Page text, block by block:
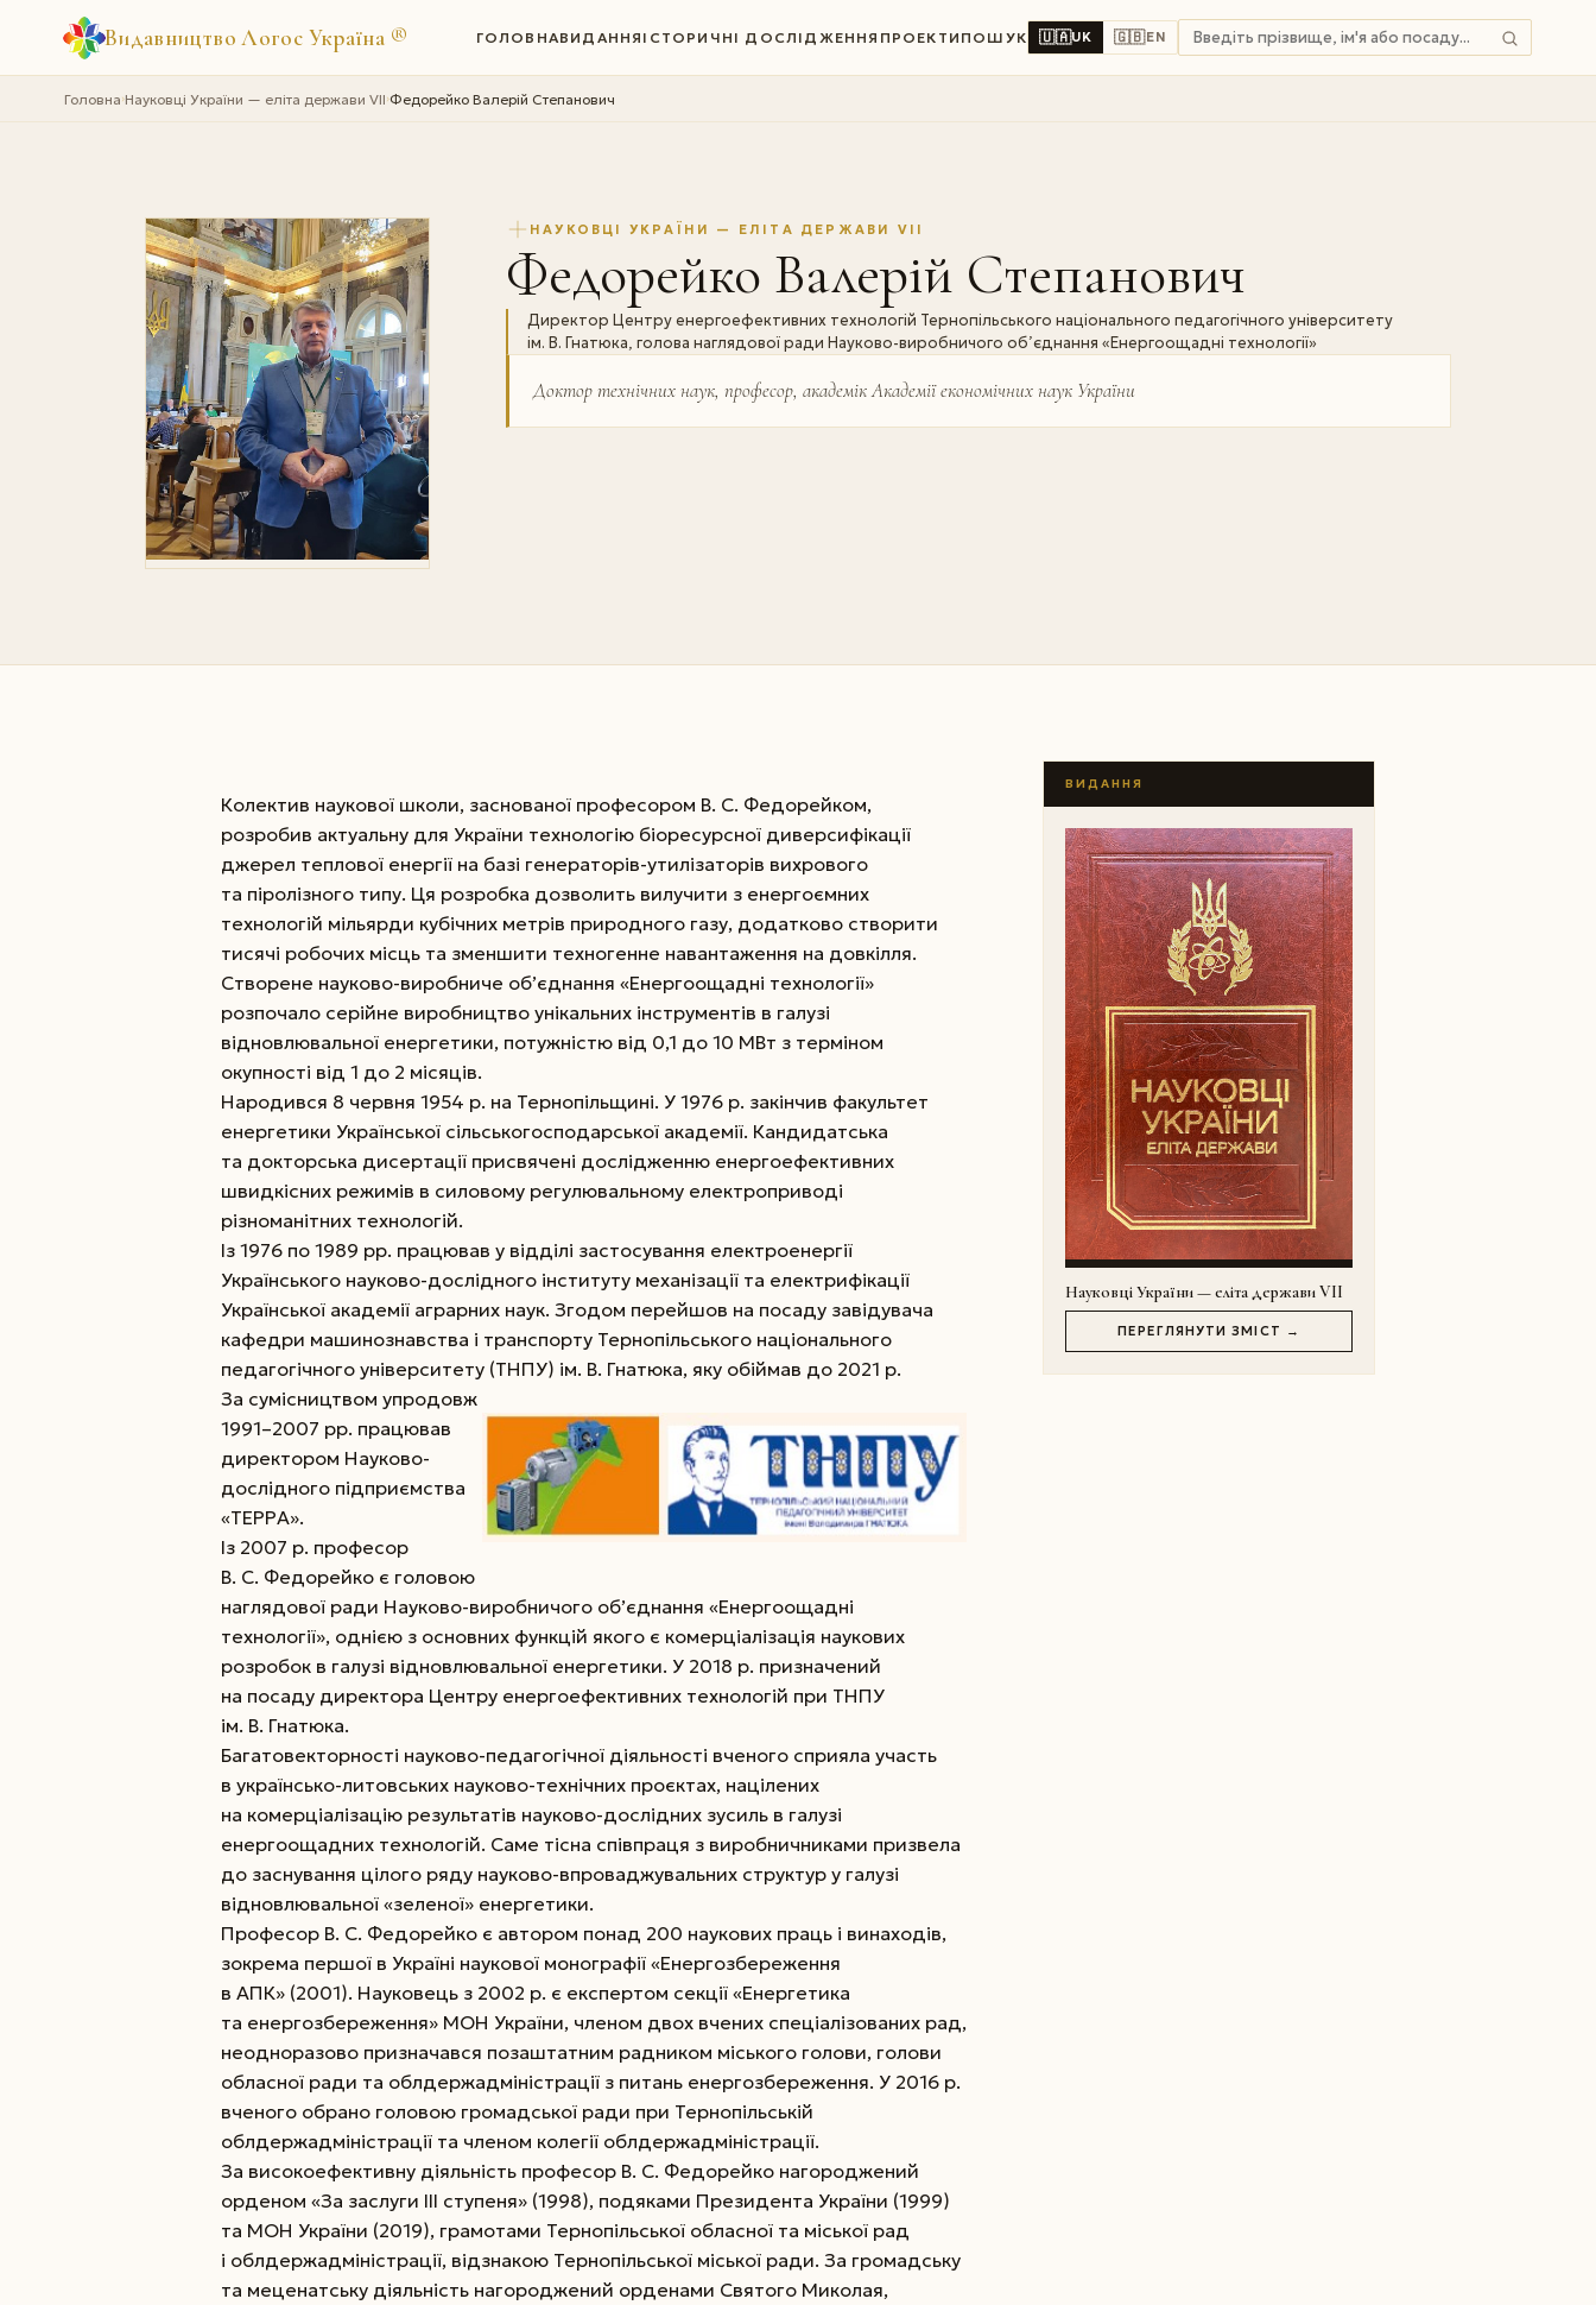
Видавництво Логос Україна ® ГОЛОВНАВИДАННЯ ІСТОРИЧНІ ДОСЛІДЖЕННЯ ПРОЕКТИ ПОШУК 🇺🇦UK 🇬🇧EN
Головна›Науковці України — еліта держави VII›Федорейко Валерій Степанович
НАУКОВЦІ УКРАЇНИ — ЕЛІТА ДЕРЖАВИ VII
Федорейко Валерій Степанович
Директор Центру енергоефективних технологій Тернопільського національного педагогічного університету
ім. В. Гнатюка, голова наглядової ради Науково-виробничого об’єднання «Енергоощадні технології»
Доктор технічних наук, професор, академік Академії економічних наук України
Колектив наукової школи, заснованої професором В. С. Федорейком,
розробив актуальну для України технологію біоресурсної диверсифікації
джерел теплової енергії на базі генераторів-утилізаторів вихрового
та піролізного типу. Ця розробка дозволить вилучити з енергоємних
технологій мільярди кубічних метрів природного газу, додатково створити
тисячі робочих місць та зменшити техногенне навантаження на довкілля.
Створене науково-виробниче об’єднання «Енергоощадні технології»
розпочало серійне виробництво унікальних інструментів в галузі
відновлювальної енергетики, потужністю від 0,1 до 10 МВт з терміном
окупності від 1 до 2 місяців.
Народився 8 червня 1954 р. на Тернопільщині. У 1976 р. закінчив факультет
енергетики Української сільськогосподарської академії. Кандидатська
та докторська дисертації присвячені дослідженню енерго­ефективних
швидкісних режимів в силовому регулювальному електроприводі
різноманітних технологій.
Із 1976 по 1989 рр. працював у відділі застосування електроенергії
Українського науково-дослідного інституту механізації та електрифікації
Української академії аграрних наук. Згодом перейшов на посаду завідувача
кафедри машинознавства і транспорту Тернопільського національного
педагогічного університету (ТНПУ) ім. В. Гнатюка, яку обіймав до 2021 р.
За сумісництвом упродовж
1991–2007 рр. працював
директором Науково-
дослідного підприємства
«ТЕРРА».
Із 2007 р. професор
В. С. Федорейко є головою
наглядової ради Науково-виробничого об’єднання «Енергоощадні
технології», однією з основних функцій якого є комерціалізація наукових
розробок в галузі відновлювальної енергетики. У 2018 р. призначений
на посаду директора Центру енергоефективних технологій при ТНПУ
ім. В. Гнатюка.
Багатовекторності науково-педагогічної діяльності вченого сприяла участь
в українсько-литовських науково-технічних проєктах, націлених
на комерціалізацію результатів науково-дослідних зусиль в галузі
енергоощадних технологій. Саме тісна співпраця з виробничниками призвела
до заснування цілого ряду науково-впроваджувальних структур у галузі
відновлювальної «зеленої» енергетики.
Професор В. С. Федорейко є автором понад 200 наукових праць і винаходів,
зокрема першої в Україні наукової монографії «Енергозбереження
в АПК» (2001). Науковець з 2002 р. є експертом секції «Енергетика
та енергозбереження» МОН України, членом двох вчених спеціалізованих рад,
неодноразово призначався позаштатним радником міського голови, голови
обласної ради та облдержадміністрації з питань енергозбереження. У 2016 р.
вченого обрано головою громадської ради при Тернопільській
облдержадміністрації та членом колегії облдержадміністрації.
За високоефективну діяльність професор В. С. Федорейко нагороджений
орденом «За заслуги ІІІ ступеня» (1998), подяками Президента України (1999)
та МОН України (2019), грамотами Тернопільської обласної та міської рад
і облдержадміністрації, відзнакою Тернопільської міської ради. За громадську
та меценатську діяльність нагороджений орденами Святого Миколая,
ВИДАННЯ
Науковці України — еліта держави VII
ПЕРЕГЛЯНУТИ ЗМІСТ →